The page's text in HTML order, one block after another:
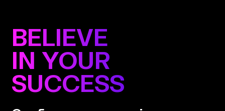
BELIEVE
IN YOUR
SUCCESS